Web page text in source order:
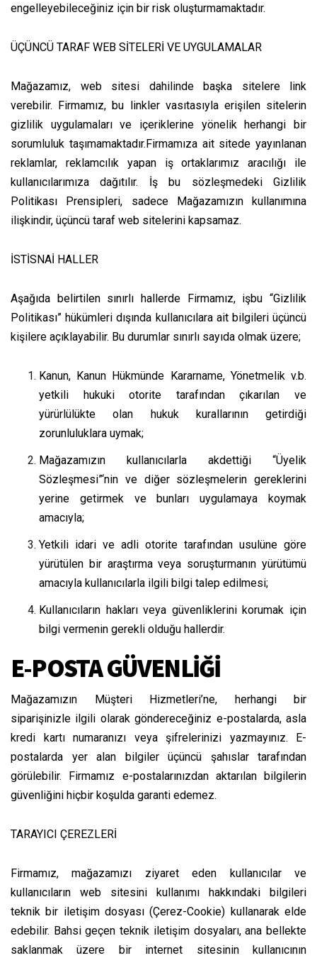
engelleyebileceğiniz için bir risk oluşturmamaktadır.
ÜÇÜNCÜ TARAF WEB SİTELERİ VE UYGULAMALAR
Mağazamız, web sitesi dahilinde başka sitelere link
verebilir. Firmamız, bu linkler vasıtasıyla erişilen sitelerin
gizlilik uygulamaları ve içeriklerine yönelik herhangi bir
sorumluluk taşımamaktadır.Firmamıza ait sitede yayınlanan
reklamlar, reklamcılık yapan iş ortaklarımız aracılığı ile
kullanıcılarımıza dağıtılır. İş bu sözleşmedeki Gizlilik
Politikası Prensipleri, sadece Mağazamızın kullanımına
ilişkindir, üçüncü taraf web sitelerini kapsamaz.
İSTİSNAİ HALLER
Aşağıda belirtilen sınırlı hallerde Firmamız, işbu “Gizlilik
Politikası” hükümleri dışında kullanıcılara ait bilgileri üçüncü
kişilere açıklayabilir. Bu durumlar sınırlı sayıda olmak üzere;
Kanun, Kanun Hükmünde Kararname, Yönetmelik v.b.
yetkili hukuki otorite tarafından çıkarılan ve
yürürlülükte olan hukuk kurallarının getirdiği
zorunluluklara uymak;
Mağazamızın kullanıcılarla akdettiği “Üyelik
Sözleşmesi”‘nin ve diğer sözleşmelerin gereklerini
yerine getirmek ve bunları uygulamaya koymak
amacıyla;
Yetkili idari ve adli otorite tarafından usulüne göre
yürütülen bir araştırma veya soruşturmanın yürütümü
amacıyla kullanıcılarla ilgili bilgi talep edilmesi;
Kullanıcıların hakları veya güvenliklerini korumak için
bilgi vermenin gerekli olduğu hallerdir.
E-POSTA GÜVENLİĞİ
Mağazamızın Müşteri Hizmetleri’ne, herhangi bir
siparişinizle ilgili olarak göndereceğiniz e-postalarda, asla
kredi kartı numaranızı veya şifrelerinizi yazmayınız. E-
postalarda yer alan bilgiler üçüncü şahıslar tarafından
görülebilir. Firmamız e-postalarınızdan aktarılan bilgilerin
güvenliğini hiçbir koşulda garanti edemez.
TARAYICI ÇEREZLERİ
Firmamız, mağazamızı ziyaret eden kullanıcılar ve
kullanıcıların web sitesini kullanımı hakkındaki bilgileri
teknik bir iletişim dosyası (Çerez-Cookie) kullanarak elde
edebilir. Bahsi geçen teknik iletişim dosyaları, ana bellekte
saklanmak üzere bir internet sitesinin kullanıcının